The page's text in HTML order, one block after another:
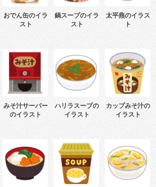
おでん缶のイラ
スト
鍋スープのイラ
スト
太平燕のイラス
ト
みそ汁サーバー
のイラスト
ハリラスープの
イラスト
カップみそ汁の
イラスト